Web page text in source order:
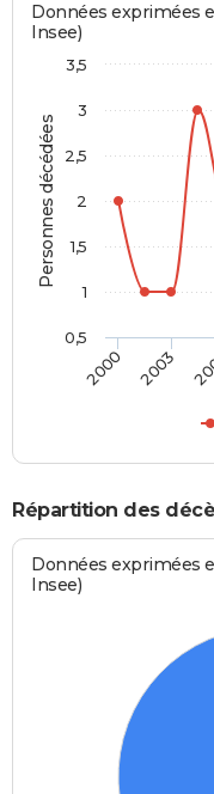
Personnes décédées
Données exprimées
Insee)
2000 2003
0,5
1
1,5
2
2,5
3
3,5
Répartition des
Données exprimées
Insee)